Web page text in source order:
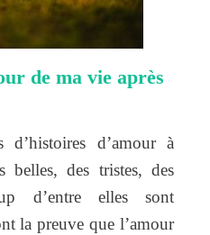
de ma vie après
d’amour à
belles, des tristes, des
d’entre elles sont
la preuve que l’amour